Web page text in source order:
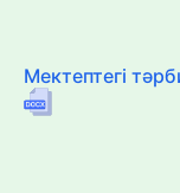
Мектептегі